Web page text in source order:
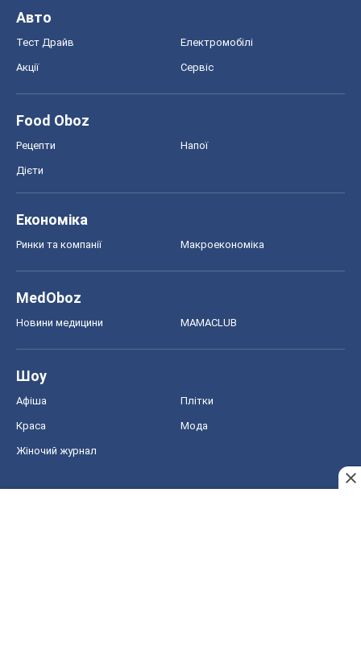
Авто
Тест Драйв Електромобілі
Акції Сервіс
Food Oboz
Рецепти Напої
Дієти
Економіка
Ринки та компанії Макроекономіка
MedOboz
Новини медицини MAMACLUB
Шоу
Афіша Плітки
Краса Мода
Жіночий журнал